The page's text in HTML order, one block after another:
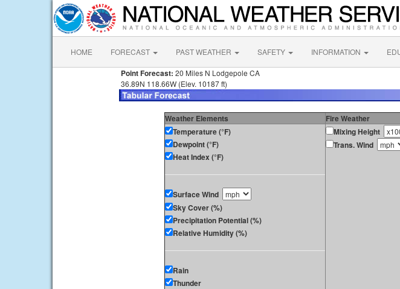
HOME FORECAST PAST WEATHER SAFETY INFORMATION
Point Forecast: 20 Miles N Lodgepole CA
36.89N 118.66W (Elev. 10187 ft)
Weather Elements
Fire Weather
Temperature (°F)
Dewpoint (°F)
Heat Index (°F)
Surface Wind
Sky Cover (%)
Precipitation Potential (%)
Relative Humidity (%)
Rain
Thunder
Mixing Height
Trans. Wind